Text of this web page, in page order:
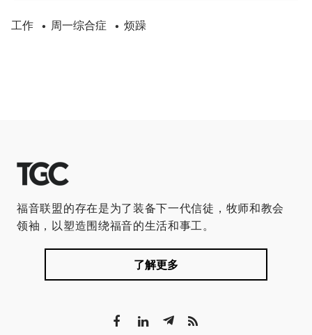
工作 • 周一综合症 • 烦躁
福音联盟的存在是为了装备下一代信徒，牧师和教会
领袖，以塑造围绕福音的生活和事工。
了解更多